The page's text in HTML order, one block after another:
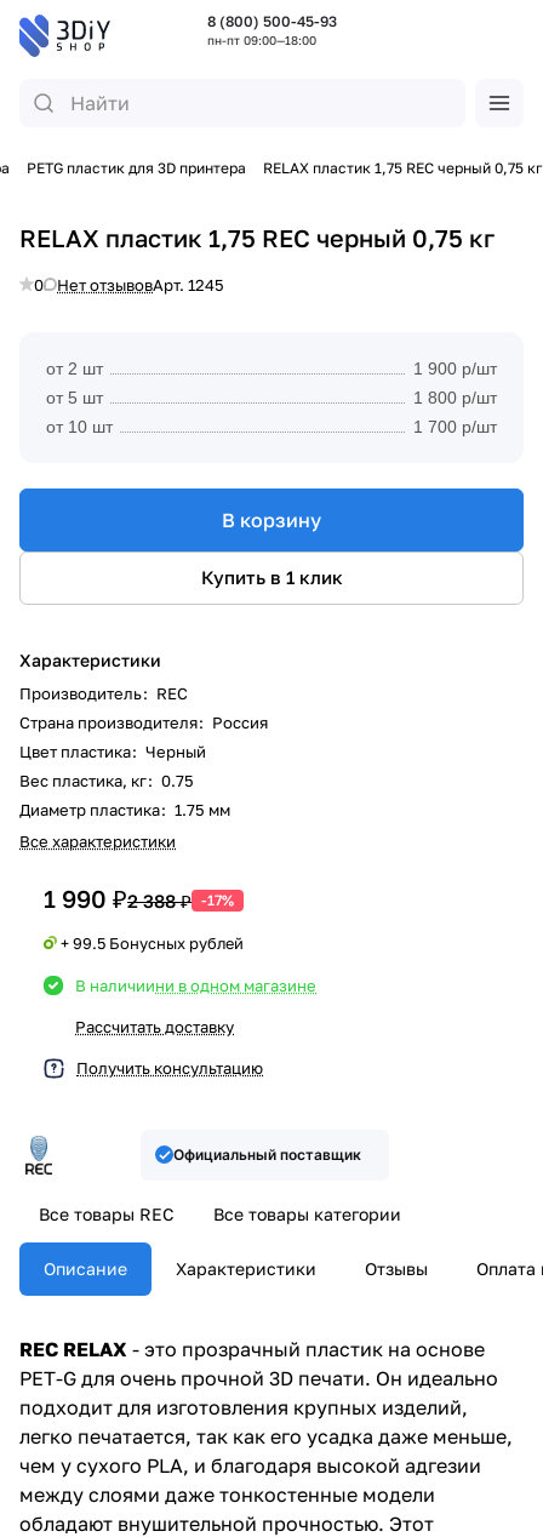
8 (800) 500-45-93
пн-пт 09:00—18:00
PETG пластик для 3D принтера RELAX пластик 1,75 REC черный 0,75 кг
RELAX пластик 1,75 REC черный 0,75 кг
0 Нет отзывовАрт. 1245
от 2 шт
1 900 р/шт
от 5 шт
1 800 р/шт
от 10 шт
1 700 р/шт
В корзину
Купить в 1 клик
Характеристики
Производитель: REC
Страна производителя: Россия
Цвет пластика: Черный
Вес пластика, кг: 0.75
Диаметр пластика: 1.75 мм
Все характеристики
1 990 ₽2 388 ₽ -17%
+ 99.5 Бонусных рублей
В наличиини в одном магазине
Рассчитать доставку
Получить консультацию
Официальный поставщик
Все товары REC Все товары категории
Описание Характеристики Отзывы Оплата
REC RELAX - это прозрачный пластик на основе
PET-G для очень прочной 3D печати. Он идеально
подходит для изготовления крупных изделий,
легко печатается, так как его усадка даже меньше,
чем у сухого PLA, и благодаря высокой адгезии
между слоями даже тонкостенные модели
обладают внушительной прочностью. Этот